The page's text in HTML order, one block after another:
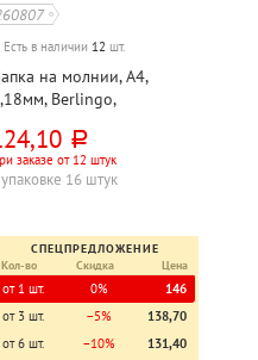
Есть в наличии 12 шт.
на молнии, А4,
Berlingo,
пластик,
черная
руб.
заказе от 12 штук
упаковке 16 штук
СПЕЦПРЕДЛОЖЕНИЕ
Кол-во
Скидка Цена
от 1 шт. 0%
146
от 3 шт.
−5%
138,70
от 6 шт.
−10%
131,40